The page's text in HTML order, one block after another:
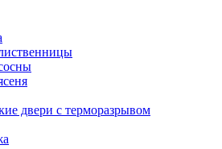
двери с терморазрывом